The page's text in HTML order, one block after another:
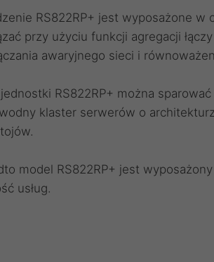
RS822RP+ jest wyposażone
przy użyciu funkcji agregacji
awaryjnego sieci i
RS822RP+ można
klaster serwerów o
model RS822RP+ jest
usług.